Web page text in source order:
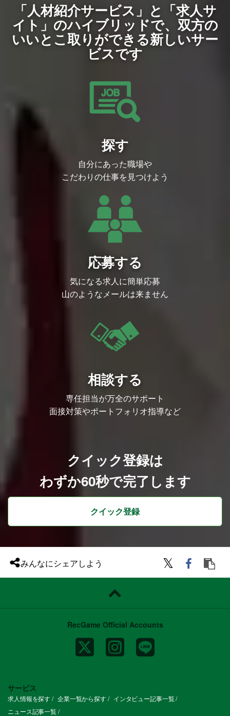
すでに本サービスは、大手アパレルチェー
ン・ドラッグストア・ファストフード・E
Cブランドなど、さまざまな業界で導入が
進んでいます。案件の中には、A/Bテスト
で既存のクーポン配布方法と比較した際
に、売上を維持しながらクーポン原資を最
大70%削減できているものもあります。
し、解決策と評価指標を設計
・その解決策を検証する新機能のアルゴリ
ズムを開発→実装→オフライン/オンライ
本ポジションの魅力
AIと経済学の組み合わせは世界的にも新し
解し、それに対応させるようにさまざまな
創意工夫を凝らしていく必要があります。
理論的知識を持ちつつ、それを実際のビジ
ネス現場課題に対してリアルなデータを活
用して解決し、ビジネス成果に直結させる
単なる技術的興味にとどまらず、分析やモ
コスト削減）にまでつなげる意識を持って
いることが重要になります。
※入社時に因果推論の実務経験・知見は必
要ございません。（入社後にキャッチアッ
プいただける環境があります。）
必須スキル
Pythonによるデータ分析・モデリング・
統計・因果推論・機械学習の知識
データ分析にもとづいたアルゴリズムの改
機械学習アルゴリズムの実装経験
事業課題にあった論文の調査やその論文を
読解して再現出来る
事業課題に対して経済学の切り口からアプ
ローチができること
求める人物像
小売・マーケティング領域への興味のある
因果推論・機械学習の知識を活用し、分
析、モデル開発を通して大きな経営インパ
クトを与えたい方
科学的な手法の事業化・プロダクト化・実
務適用における課題と解決に興味のある方
研究者と協業し最新の知見を取り入れ、事
定・設計に関わりながら、プロダクト価値
を最大化することを重視しています。
メンバー同士の距離が近く、技術的な議論
かつオープンなコミュニケーションが根付
常に最先端の技術開発を行うため、東京大
済学の教授陣を含めたR&D定例MTGが週
「人材紹介サービス」と「求人サ
イト」のハイブリッドで、双方の
いいとこ取りができる新しいサー
ビスです
探す
自分にあった職場や
こだわりの仕事を見つけよう
応募する
気になる求人に簡単応募
山のようなメールは来ません
相談する
専任担当が万全のサポート
面接対策やポートフォリオ指導など
クイック登録は
わずか60秒で完了します
クイック登録
みんなにシェアしよう
RecGame Official Accounts
サービス
求人情報を探す 企業一覧から探す
インタビュー記事一覧
ニュース記事一覧